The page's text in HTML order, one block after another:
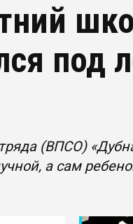
под
(ВПСО)
а сам